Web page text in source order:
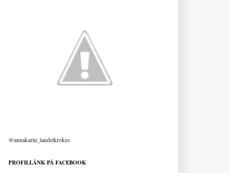
@annakarin_landetkrokus
PROFILLÄNK PÅ FACEBOOK